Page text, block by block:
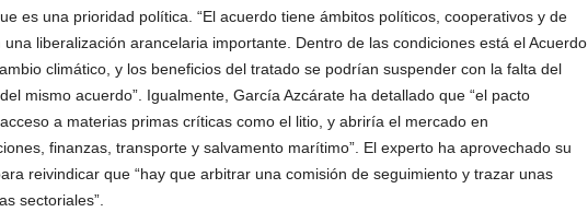
es una prioridad política. “El acuerdo tiene ámbitos políticos, cooperativos y de
una liberalización arancelaria importante. Dentro de las condiciones está el Acuerdo
climático, y los beneficios del tratado se podrían suspender con la falta del
mismo acuerdo”. Igualmente, García Azcárate ha detallado que “el pacto
a materias primas críticas como el litio, y abriría el mercado en
finanzas, transporte y salvamento marítimo”. El experto ha aprovechado su
reivindicar que “hay que arbitrar una comisión de seguimiento y trazar unas
sectoriales”.